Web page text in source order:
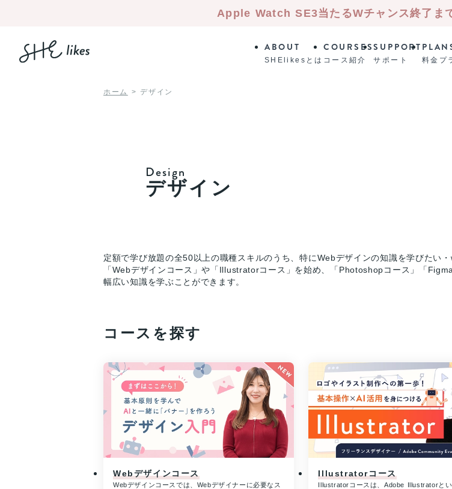
Apple Watch SE3当たるWチャンス終了ま
ABOUT
SHElikesとは
COURSES
コース紹介
SUPPORT
サポート 料金プ
ホーム デザイン
Design
デザイン
定額で学び放題の全50以上の職種スキルのうち、特にWebデザインの知識を学びたい
「Webデザインコース」や「Illustratorコース」を始め、「Photoshopコース」「
幅広い知識を学ぶことができます。
コースを探す
Webデザインコース
Webデザインコースでは、Webデザイナーに必要なス
Illustratorコース
Illustratorコースは、Adobe Illustratorとい